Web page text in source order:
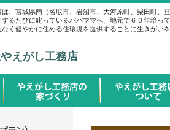
、宮城県南（名取市、岩沼市、大河原町、柴田町、
るたびに叱っているパパママへ、地元で６０年培っ
く健やかに住める住環境を提供することに生きがい
えがし工務店